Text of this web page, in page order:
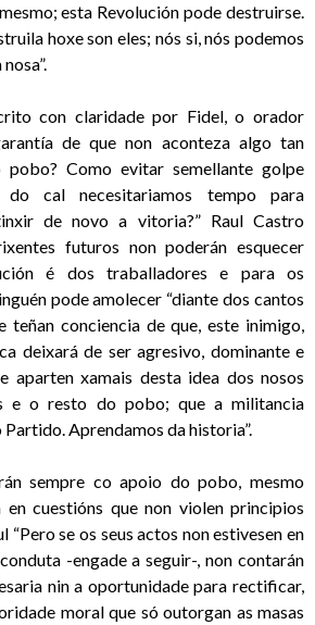
esta Revolución pode destruirse.
hoxe son eles; nós si, nós podemos
con claridade por Fidel, o orador
de que non aconteza algo tan
Como evitar semellante golpe
do cal necesitariamos tempo para
de novo a vitoria?” Raul Castro
futuros non poderán esquecer
é dos traballadores e para os
pode amolecer “diante dos cantos
teñan conciencia de que, este inimigo,
deixará de ser agresivo, dominante e
aparten xamais desta idea dos nosos
e o resto do pobo; que a militancia
Aprendamos da historia”.
sempre co apoio do pobo, mesmo
en cuestións que non violen principios
“Pero se os seus actos non estivesen en
-engade a seguir-, non contarán
nin a oportunidade para rectificar,
moral que só outorgan as masas